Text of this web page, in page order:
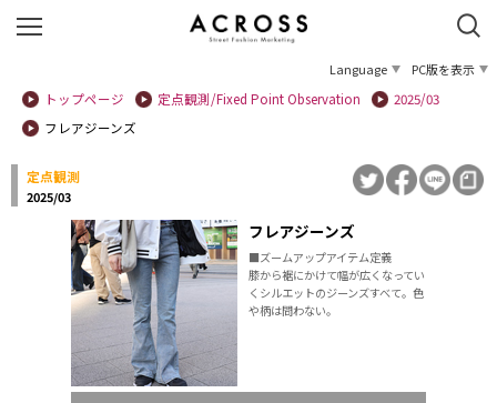
Language
PC版を表示
トップページ
定点観測/Fixed Point Observation
2025/03
フレアジーンズ
定点観測
2025/03
フレアジーンズ
■ズームアップアイテム定義
膝から裾にかけて幅が広くなってい
くシルエットのジーンズすべて。色
や柄は問わない。